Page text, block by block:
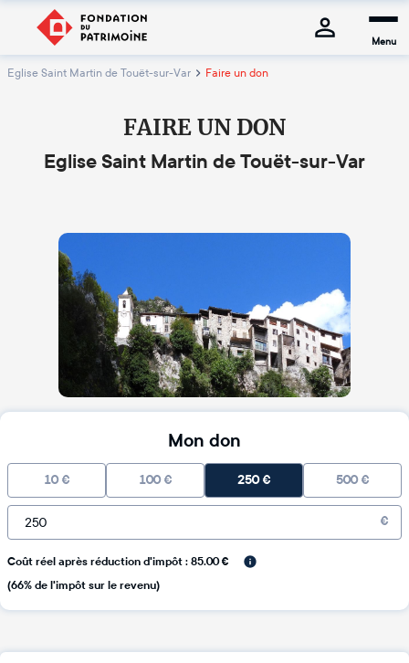
Menu
Eglise Saint Martin de Touët-sur-Var Faire un don
FAIRE UN DON
Eglise Saint Martin de Touët-sur-Var
Mon don
10 € 100 € 250€ 500 €
€
Coût réel après réduction d'impôt : 85.00 €
(66% de l'impôt sur le revenu)